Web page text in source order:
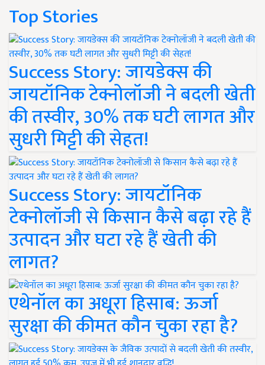
Top Stories
Success Story: जायडेक्स की
जायटॉनिक टेक्नोलॉजी ने बदली खेती
की तस्वीर, 30% तक घटी लागत और
सुधरी मिट्टी की सेहत!
Success Story: जायटॉनिक
टेक्नोलॉजी से किसान कैसे बढ़ा रहे हैं
उत्पादन और घटा रहे हैं खेती की
लागत?
एथेनॉल का अधूरा हिसाब: ऊर्जा
सुरक्षा की कीमत कौन चुका रहा है?